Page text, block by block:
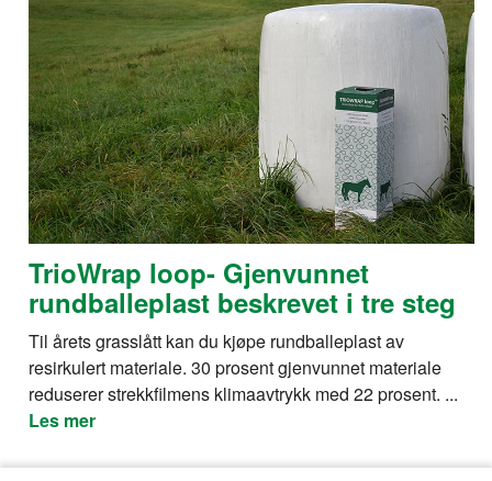
TrioWrap loop- Gjenvunnet
rundballeplast beskrevet i tre steg
Til årets grasslått kan du kjøpe rundballeplast av
resirkulert materiale. 30 prosent gjenvunnet materiale
reduserer strekkfilmens klimaavtrykk med 22 prosent. ...
Les mer